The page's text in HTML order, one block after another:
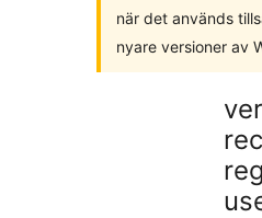
när det används
nyare versioner av